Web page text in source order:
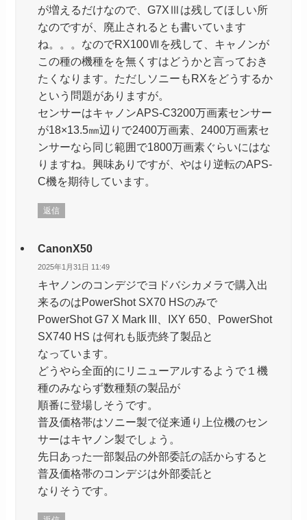
が増えるだけなので、G7XⅢは残してほしい所
なのですが、廃止されるとも書いています
ね。。。なのでRX100Ⅶを残して、キャノンが
この種の機種をを無くすはどうかと言っておき
たくなります。ただしソニーもRXをどうするか
という問題がありますが。
センサーはキャノンAPS-C3200万画素センサー
が18×13.5㎜辺りで2400万画素、2400万画素セ
ンサーなら同じ範囲で1800万画素ぐらいにはな
りますね。興味ありですが、やはり逆転のAPS-
C機を期待しています。
返信
CanonX50
2025年1月31日 11:49
キヤノンのコンデジでヨドバシカメラで購入出
来るのはPowerShot SX70 HSのみで
PowerShot G7 X Mark III、IXY 650、PowerShot
SX740 HS は何れも販売終了製品と
なっています。
どうやら全面的にリニューアルするようで１機
種のみならず数種類の製品が
順番に登場しそうです。
普及価格帯はソニー製で従来通り上位機のセン
サーはキヤノン製でしょう。
先日あった一部製品の外部委託の話からすると
普及価格帯のコンデジは外部委託と
なりそうです。